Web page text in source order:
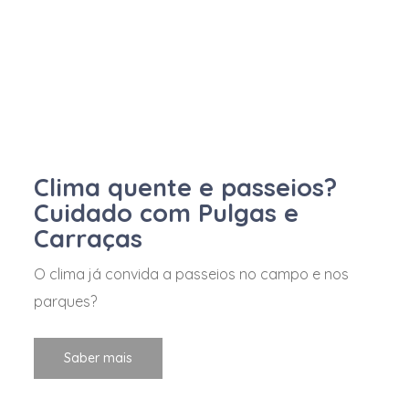
Clima quente e passeios?
Cuidado com Pulgas e
Carraças
O clima já convida a passeios no campo e nos
parques?
Saber mais